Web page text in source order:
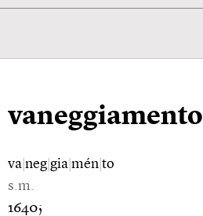
vaneggiamento
va neg gia mén to
s.m.
1640;